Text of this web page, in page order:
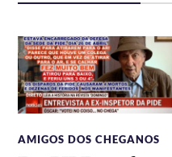
AMIGOS DOS CHEGANOS